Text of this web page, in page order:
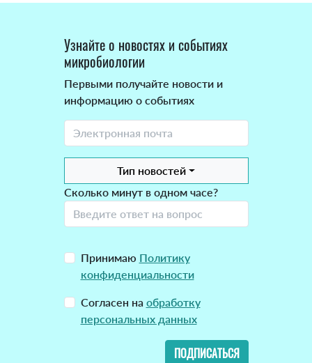
Узнайте о новостях и событиях
микробиологии
Первыми получайте новости и
информацию о событиях
Тип новостей
Сколько минут в одном часе?
Принимаю Политику
конфиденциальности
Согласен на обработку
персональных данных
ПОДПИСАТЬСЯ